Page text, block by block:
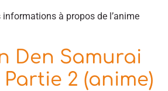
à propos de l’anime
Den Samurai
2 (anime)